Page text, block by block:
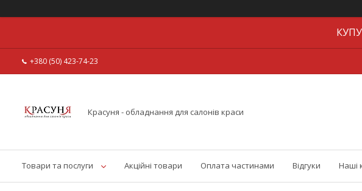
+380 (50) 423-74-23
Красуня - обладнання для салонів краси
Товари та послуги Акційні товари Оплата частинами Відгуки Наші